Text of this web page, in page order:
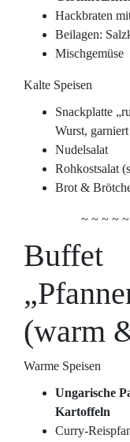
Hackbraten
Beilagen:
Mischgemüse
Kalte Speisen
Snackplatte
Wurst, garniert
Nudelsalat
Rohkostsalat
Brot &
~ ~ ~ ~
Buffet
(warm
Warme Speisen
Ungarische
Kartoffeln
Curry-